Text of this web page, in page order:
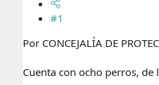
#1
Por CONCEJALÍA DE
Cuenta con ocho perros,